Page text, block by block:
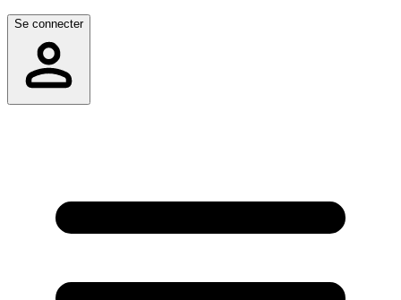
Se connecter